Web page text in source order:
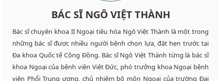
BÁC SĨ NGÔ VIỆT THÀNH
Bác sĩ chuyên khoa II Ngoại tiêu hóa Ngô Việt Thành là một trong
những bác sĩ được nhiều người bệnh chọn lựa, đặt hẹn trước tại
Đa khoa Quốc tế Cộng Đồng. Bác sĩ Ngô Việt Thành từng là bác sĩ
khoa Ngoại của bệnh viện Việt Đức, phó trưởng khoa Ngoại bệnh
viện Phổi Trung ương, chủ nhiệm bộ môn Ngoại của trường Đại